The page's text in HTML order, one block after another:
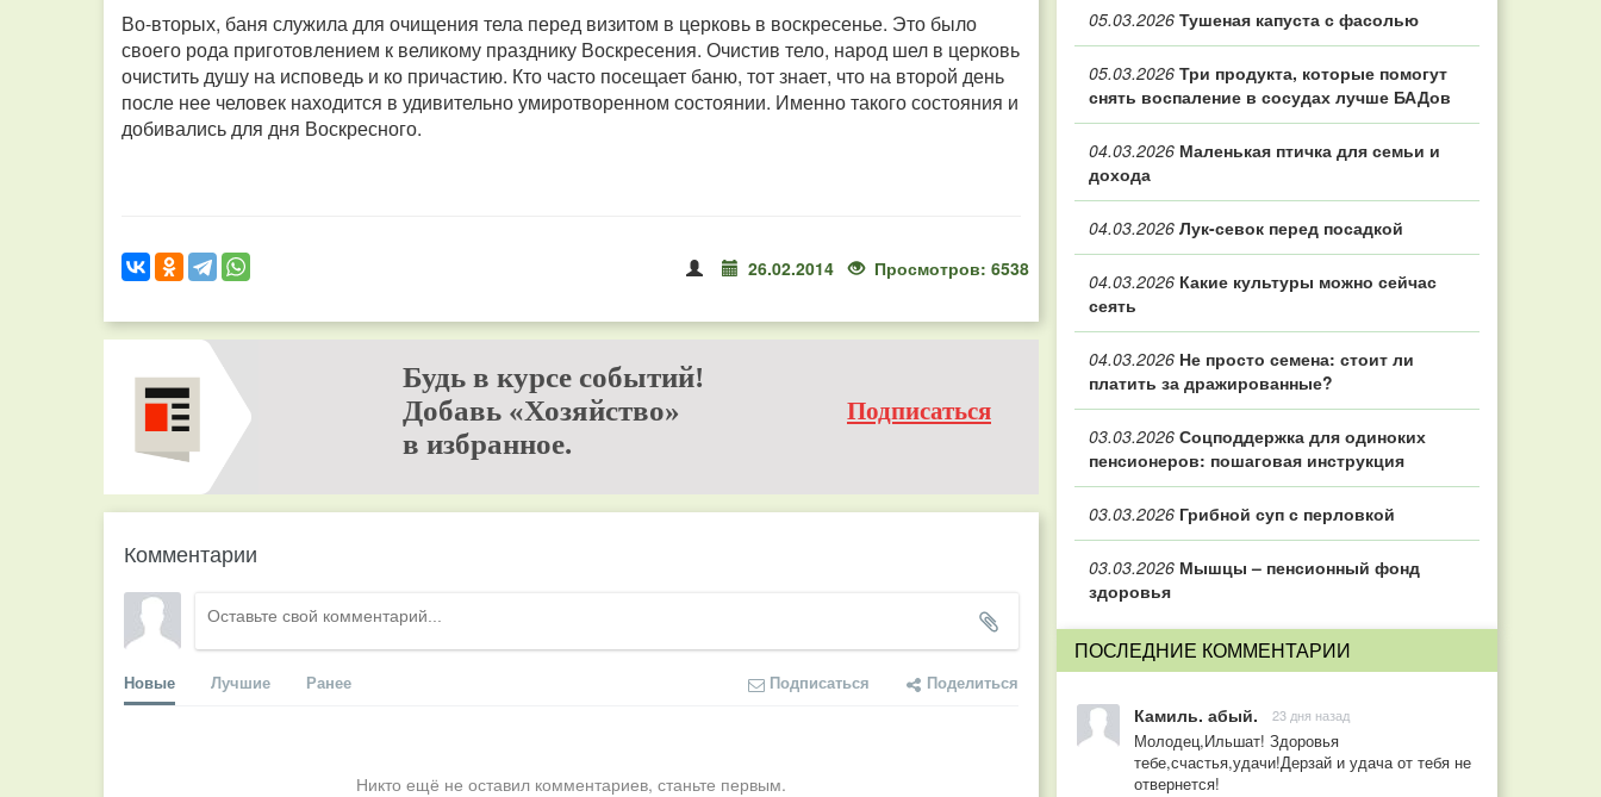
Во-вторых, баня служила для очищения тела перед визитом в церковь в воскресенье. Это было
своего рода приготовлением к великому празднику Воскресения. Очистив тело, народ шел в церковь
очистить душу на исповедь и ко причастию. Кто часто посещает баню, тот знает, что на второй день
после нее человек находится в удивительно умиротворенном состоянии. Именно такого состояния и
добивались для дня Воскресного.
26.02.2014 Просмотров: 6538
Будь в курсе событий!
Добавь «Хозяйство»
в избранное.
Подписаться
Комментарии
Новые Лучшие Ранее Подписаться Поделиться
Никто ещё не оставил комментариев, станьте первым.
05.03.2026 Тушеная капуста с фасолью
05.03.2026 Три продукта, которые помогут
снять воспаление в сосудах лучше БАДов
04.03.2026 Маленькая птичка для семьи и
дохода
04.03.2026 Лук-севок перед посадкой
04.03.2026 Какие культуры можно сейчас
сеять
04.03.2026 Не просто семена: стоит ли
платить за дражированные?
03.03.2026 Соцподдержка для одиноких
пенсионеров: пошаговая инструкция
03.03.2026 Грибной суп с перловкой
03.03.2026 Мышцы – пенсионный фонд
здоровья
ПОСЛЕДНИЕ КОММЕНТАРИИ
Камиль. абый. 23 дня назад
Молодец,Ильшат! Здоровья
тебе,счастья,удачи!Дерзай и удача от тебя не
отвернется!